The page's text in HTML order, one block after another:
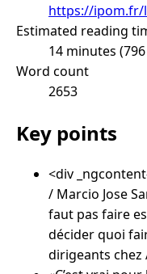
https://ipom.fr/
Estimated reading
14 minutes
Word count
2653
Key points
<div
/ Marcio Jose
faut pas faire
décider quoi
dirigeants chez